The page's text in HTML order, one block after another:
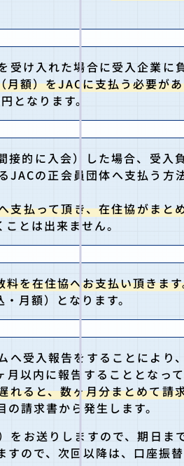
受け入れた場合に受入企業に
月額）をJACに支払う必要が
となります。
接的に入会）した場合、受入
JACの正会員団体へ支払う方
支払って頂き、在住協がまと
とは出来ません。
料を在住協へお支払い頂きま
月額）となります。
へ受入報告をすることにより
以内に報告することとなって
れると、数ヶ月分まとめて請
請求書から発生します。
をお送りしますので、期日ま
ので、次回以降は、口座振